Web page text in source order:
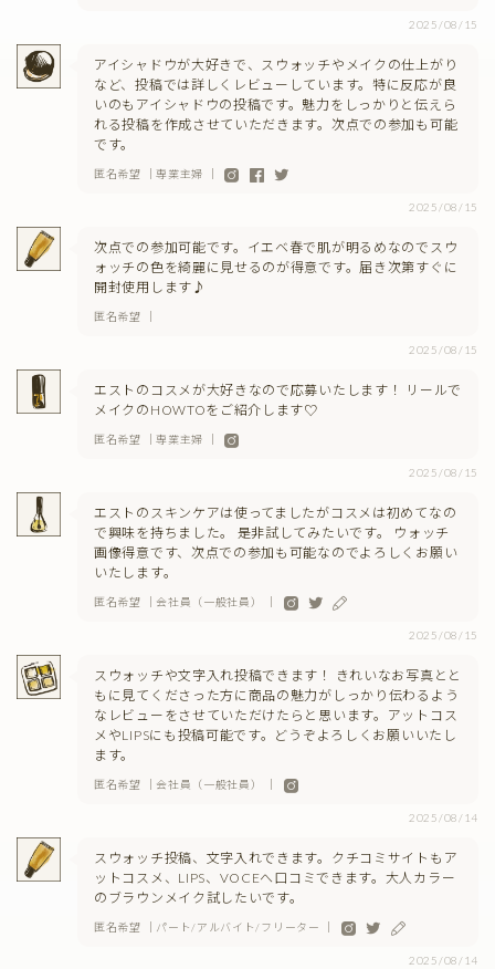
2025/08/15
アイシャドウが大好きで、スウォッチやメイクの仕上がり
など、投稿では詳しくレビューしています。特に反応が良
いのもアイシャドウの投稿です。魅力をしっかりと伝えら
れる投稿を作成させていただきます。次点での参加も可能
です。
匿名希望 ｜専業主婦 ｜
2025/08/15
次点での参加可能です。イエベ春で肌が明るめなのでスウ
ォッチの色を綺麗に見せるのが得意です。届き次第すぐに
開封使用します♪
匿名希望 ｜
2025/08/15
エストのコスメが大好きなので応募いたします！ リールで
メイクのHOWTOをご紹介します♡
匿名希望 ｜専業主婦 ｜
2025/08/15
エストのスキンケアは使ってましたがコスメは初めてなの
で興味を持ちました。 是非試してみたいです。 ウォッチ
画像得意です、次点での参加も可能なのでよろしくお願い
いたします。
匿名希望 ｜会社員（一般社員） ｜
2025/08/15
スウォッチや文字入れ投稿できます！ きれいなお写真とと
もに見てくださった方に商品の魅力がしっかり伝わるよう
なレビューをさせていただけたらと思います。アットコス
メやLIPSにも投稿可能です。どうぞよろしくお願いいたし
ます。
匿名希望 ｜会社員（一般社員） ｜
2025/08/14
スウォッチ投稿、文字入れできます。クチコミサイトもア
ットコスメ、LIPS、VOCEへ口コミできます。大人カラー
のブラウンメイク試したいです。
匿名希望 ｜パート/アルバイト/フリーター ｜
2025/08/14